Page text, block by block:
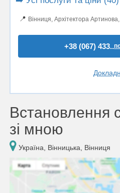
📍 Вінниця, Архітектора
+38 (067) 433..
Встановлення
зі мною
Україна, Вінницька, Вінниця